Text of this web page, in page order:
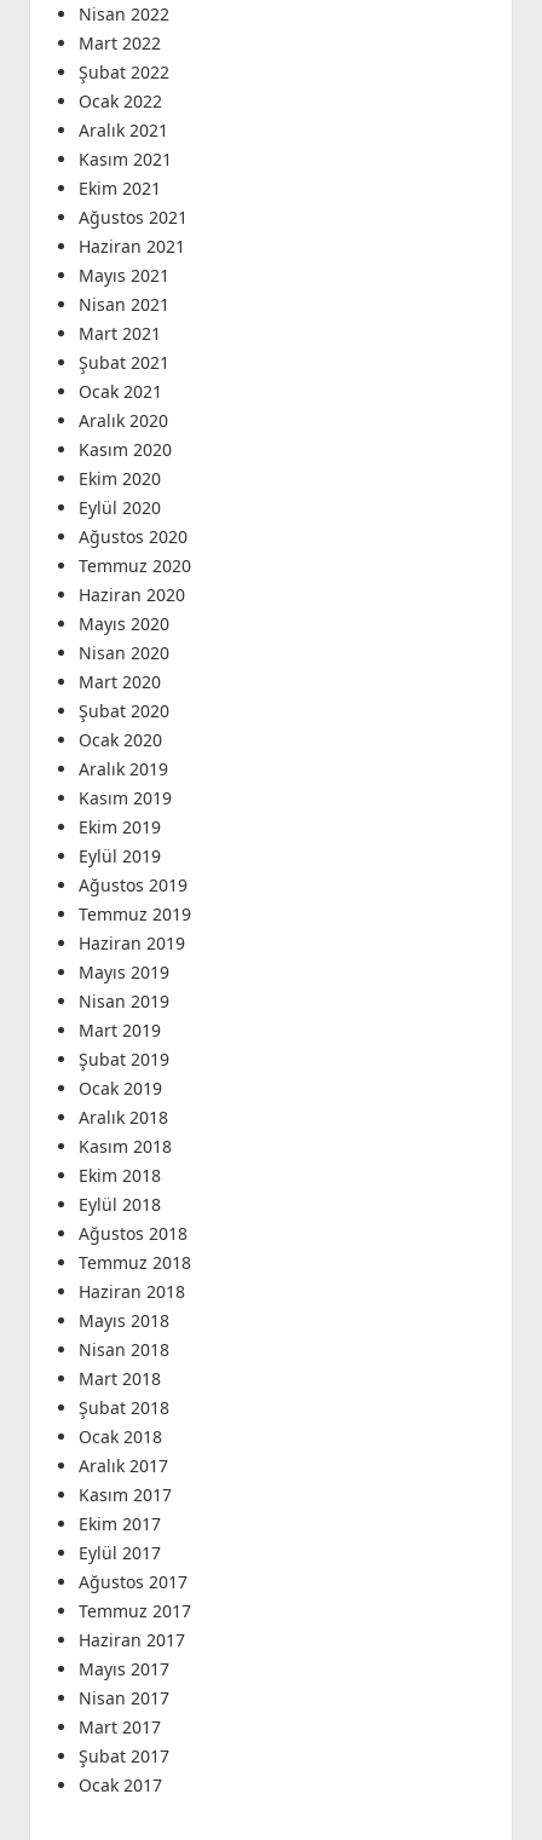
Nisan 2022
Mart 2022
Şubat 2022
Ocak 2022
Aralık 2021
Kasım 2021
Ekim 2021
Ağustos 2021
Haziran 2021
Mayıs 2021
Nisan 2021
Mart 2021
Şubat 2021
Ocak 2021
Aralık 2020
Kasım 2020
Ekim 2020
Eylül 2020
Ağustos 2020
Temmuz 2020
Haziran 2020
Mayıs 2020
Nisan 2020
Mart 2020
Şubat 2020
Ocak 2020
Aralık 2019
Kasım 2019
Ekim 2019
Eylül 2019
Ağustos 2019
Temmuz 2019
Haziran 2019
Mayıs 2019
Nisan 2019
Mart 2019
Şubat 2019
Ocak 2019
Aralık 2018
Kasım 2018
Ekim 2018
Eylül 2018
Ağustos 2018
Temmuz 2018
Haziran 2018
Mayıs 2018
Nisan 2018
Mart 2018
Şubat 2018
Ocak 2018
Aralık 2017
Kasım 2017
Ekim 2017
Eylül 2017
Ağustos 2017
Temmuz 2017
Haziran 2017
Mayıs 2017
Nisan 2017
Mart 2017
Şubat 2017
Ocak 2017